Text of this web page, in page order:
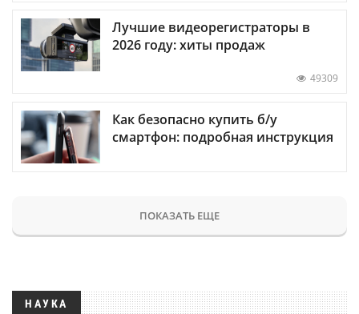
Лучшие видеорегистраторы в
2026 году: хиты продаж
49309
Как безопасно купить б/у
смартфон: подробная инструкция
ПОКАЗАТЬ ЕЩЕ
НАУКА